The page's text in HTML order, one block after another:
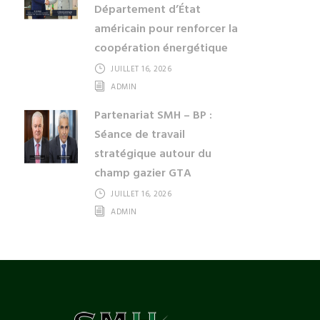
Département d’État
américain pour renforcer la
coopération énergétique
JUILLET 16, 2026
ADMIN
Partenariat SMH – BP :
Séance de travail
stratégique autour du
champ gazier GTA
JUILLET 16, 2026
ADMIN